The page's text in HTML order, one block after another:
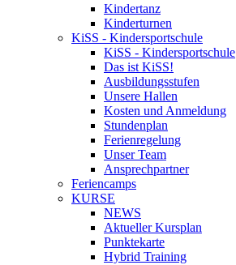
Kindertanz
Kinderturnen
KiSS - Kindersportschule
KiSS - Kindersportschule
Das ist KiSS!
Ausbildungsstufen
Unsere Hallen
Kosten und Anmeldung
Stundenplan
Ferienregelung
Unser Team
Ansprechpartner
Feriencamps
KURSE
NEWS
Aktueller Kursplan
Punktekarte
Hybrid Training